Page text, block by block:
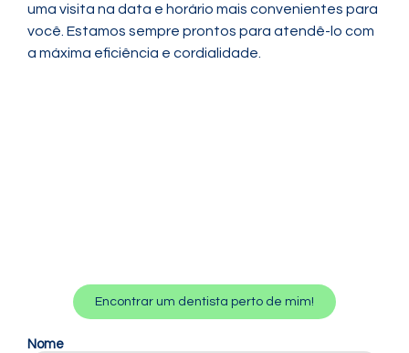
uma visita na data e horário mais convenientes para
você. Estamos sempre prontos para atendê-lo com
a máxima eficiência e cordialidade.
Encontrar um dentista perto de mim!
Nome